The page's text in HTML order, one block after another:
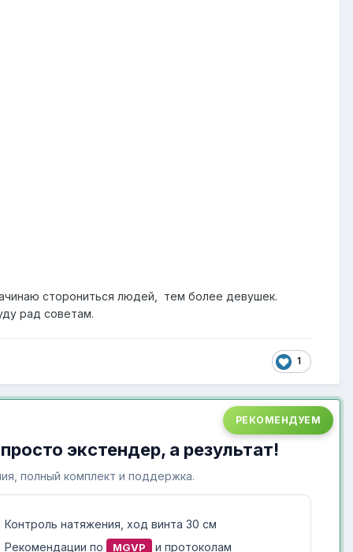
сторониться людей, тем более девушек.
рад советам.
1
РЕКОМЕНДУЕМ
экстендер, а результат!
полный комплект и поддержка.
Контроль натяжения, ход винта 30 см
Рекомендации по MGVP
и протоколам